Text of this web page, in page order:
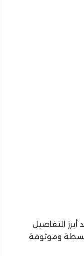
التفاصيل
وموثوقة.